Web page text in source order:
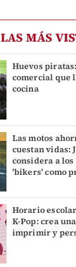
LAS MÁS
Huevos
comercial que
cocina
Las motos
cuestan vidas:
considera a
'bikers' como
Horario
K-Pop: crea
imprimir y